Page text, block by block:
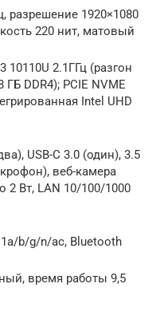
разрешение 1920×1080
220 нит, матовый
2.1ГГц (разгон
DDR4); PCIE NVME
Intel UHD
USB-C 3.0 (один), 3.5
веб-камера
2 Вт, LAN 10/100/1000
b/g/n/ac, Bluetooth
время работы 9,5